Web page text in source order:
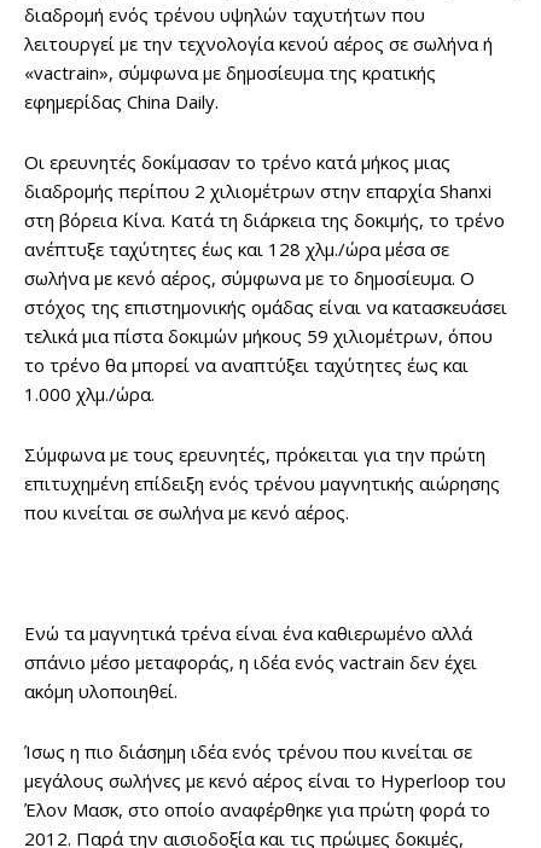
διαδρομή ενός τρένου υψηλών ταχυτήτων που
λειτουργεί με την τεχνολογία κενού αέρος σε σωλήνα ή
«vactrain», σύμφωνα με δημοσίευμα της κρατικής
εφημερίδας China Daily.
Οι ερευνητές δοκίμασαν το τρένο κατά μήκος μιας
διαδρομής περίπου 2 χιλιομέτρων στην επαρχία Shanxi
στη βόρεια Κίνα. Κατά τη διάρκεια της δοκιμής, το τρένο
ανέπτυξε ταχύτητες έως και 128 χλμ./ώρα μέσα σε
σωλήνα με κενό αέρος, σύμφωνα με το δημοσίευμα. Ο
στόχος της επιστημονικής ομάδας είναι να κατασκευάσει
τελικά μια πίστα δοκιμών μήκους 59 χιλιομέτρων, όπου
το τρένο θα μπορεί να αναπτύξει ταχύτητες έως και
1.000 χλμ./ώρα.
Σύμφωνα με τους ερευνητές, πρόκειται για την πρώτη
επιτυχημένη επίδειξη ενός τρένου μαγνητικής αιώρησης
που κινείται σε σωλήνα με κενό αέρος.
Ενώ τα μαγνητικά τρένα είναι ένα καθιερωμένο αλλά
σπάνιο μέσο μεταφοράς, η ιδέα ενός vactrain δεν έχει
ακόμη υλοποιηθεί.
Ίσως η πιο διάσημη ιδέα ενός τρένου που κινείται σε
μεγάλους σωλήνες με κενό αέρος είναι το Hyperloop του
Έλον Μασκ, στο οποίο αναφέρθηκε για πρώτη φορά το
2012. Παρά την αισιοδοξία και τις πρώιμες δοκιμές,